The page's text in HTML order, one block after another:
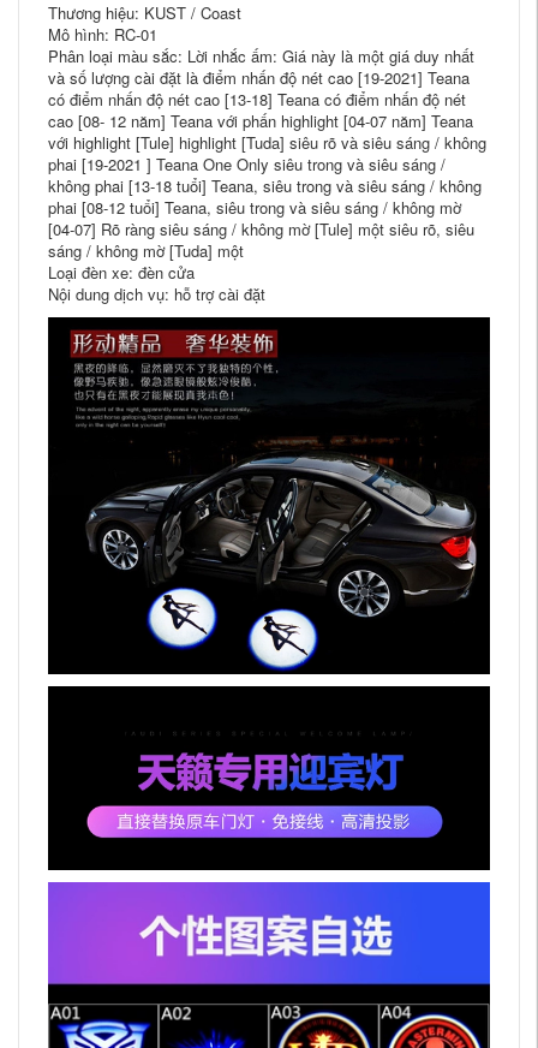
Thương hiệu: KUST / Coast
Mô hình: RC-01
Phân loại màu sắc: Lời nhắc ấm: Giá này là một giá duy nhất
và số lượng cài đặt là điểm nhấn độ nét cao [19-2021] Teana
có điểm nhấn độ nét cao [13-18] Teana có điểm nhấn độ nét
cao [08- 12 năm] Teana với phấn highlight [04-07 năm] Teana
với highlight [Tule] highlight [Tuda] siêu rõ và siêu sáng / không
phai [19-2021 ] Teana One Only siêu trong và siêu sáng /
không phai [13-18 tuổi] Teana, siêu trong và siêu sáng / không
phai [08-12 tuổi] Teana, siêu trong và siêu sáng / không mờ
[04-07] Rõ ràng siêu sáng / không mờ [Tule] một siêu rõ, siêu
sáng / không mờ [Tuda] một
Loại đèn xe: đèn cửa
Nội dung dịch vụ: hỗ trợ cài đặt